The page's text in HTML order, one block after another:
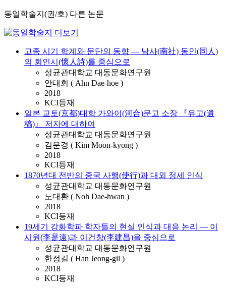
동일학술지(권/호) 다른 논문
고종 시기 학계와 문단의 동향 ― 남사(南社) 동인(同人)
의 회인시(懷人詩)를 중심으로
성균관대학교 대동문화연구원
안대회 ( Ahn Dae-hoe )
2018
KCI등재
일본 교토(京都)대학 가와이(河合)문고 소장 『유고(遺
稿)』 저자에 대하여
성균관대학교 대동문화연구원
김문경 ( Kim Moon-kyong )
2018
KCI등재
1870년대 전반의 중국 사행(使行)과 대외 정세 인식
성균관대학교 대동문화연구원
노대환 ( Noh Dae-hwan )
2018
KCI등재
19세기 강화학파 학자들의 현실 인식과 대응 논리 ― 이
시원(李是遠)과 이건창(李建昌)을 중심으로
성균관대학교 대동문화연구원
한정길 ( Han Jeong-gil )
2018
KCI등재